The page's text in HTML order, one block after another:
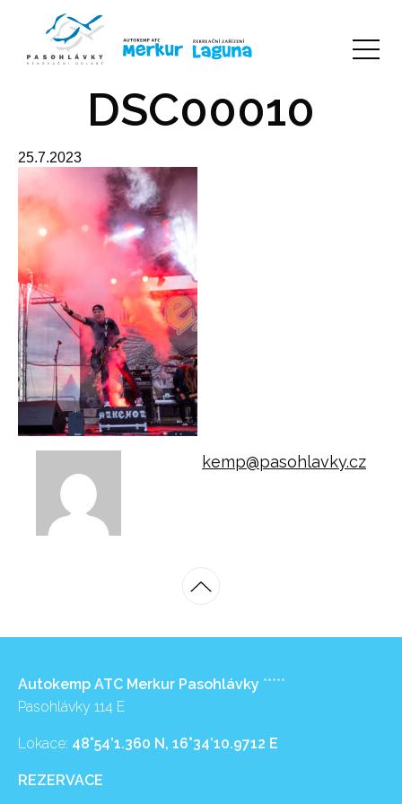
DSC00010
25.7.2023
kemp@pasohlavky.cz
Autokemp ATC Merkur Pasohlávky *****
Pasohlávky 114 E
Lokace: 48°54’1.360 N, 16°34’10.9712 E
REZERVACE